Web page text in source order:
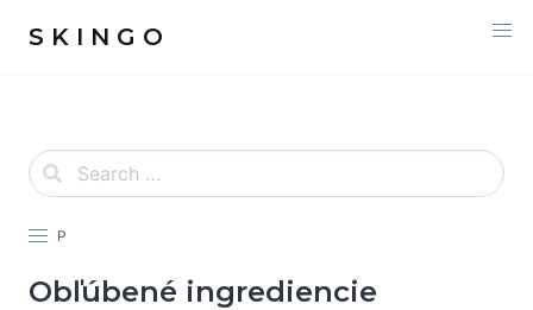
S K I N G O
P
Obľúbené ingrediencie